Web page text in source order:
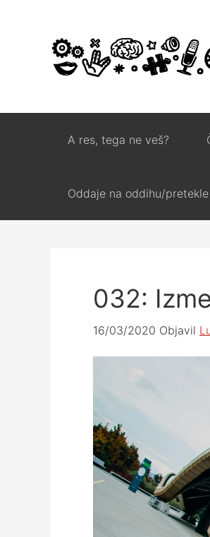
A res, tega ne veš?
Oddaje na oddihu/
032:
16/03/2020 Objavil